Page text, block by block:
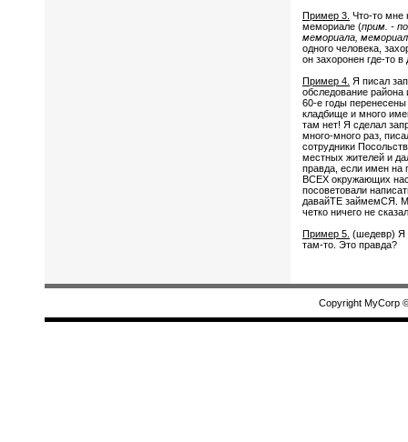
Пример 3. Что-то мне
мемориале (прим. -
мемориала, мемориал
одного человека,
он захоронен где-то
Пример 4. Я писал
обследование
60-е годы
кладбище и много
там нет! Я сделал
много-много раз,
сотрудники
местных жителей и
правда, если имен на
ВСЕХ окружающих
посоветовали
давайТЕ займемСЯ.
четко ничего не
Пример 5. (шедевр) Я
там-то. Это правда?
Copyright MyCorp